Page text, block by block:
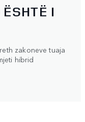
I
zakoneve tuaja
hibrid